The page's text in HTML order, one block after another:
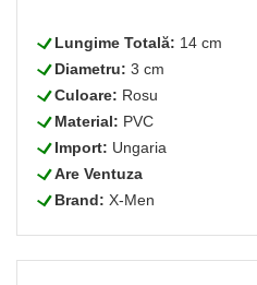
LLungime Totală: 14 cm
LDiametru: 3 cm
LCuloare: Rosu
LMaterial: PVC
LImport: Ungaria
LAre Ventuza
LBrand: X-Men